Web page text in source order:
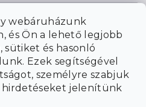
webáruházunk
és Ön a lehető legjobb
sütiket és hasonló
Ezek segítségével
személyre szabjuk
hirdetéseket jelenítünk
egyetérteka személyes